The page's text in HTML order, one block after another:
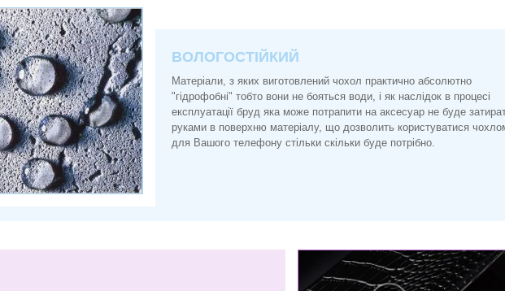
ВОЛОГОСТІЙКИЙ
Матеріали, з яких виготовлений чохол практично абсолютно
"гідрофобні" тобто вони не бояться води, і як наслідок в процесі
експлуатації бруд яка може потрапити на аксесуар не буде
руками в поверхню матеріалу, що дозволить користуватися
для Вашого телефону стільки скільки буде потрібно.